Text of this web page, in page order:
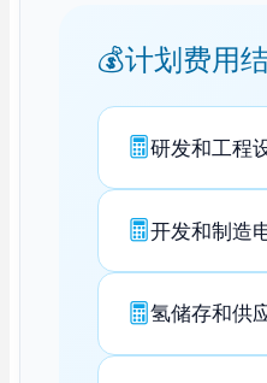
计划费用
研发和工程
开发和制造
氢储存和供